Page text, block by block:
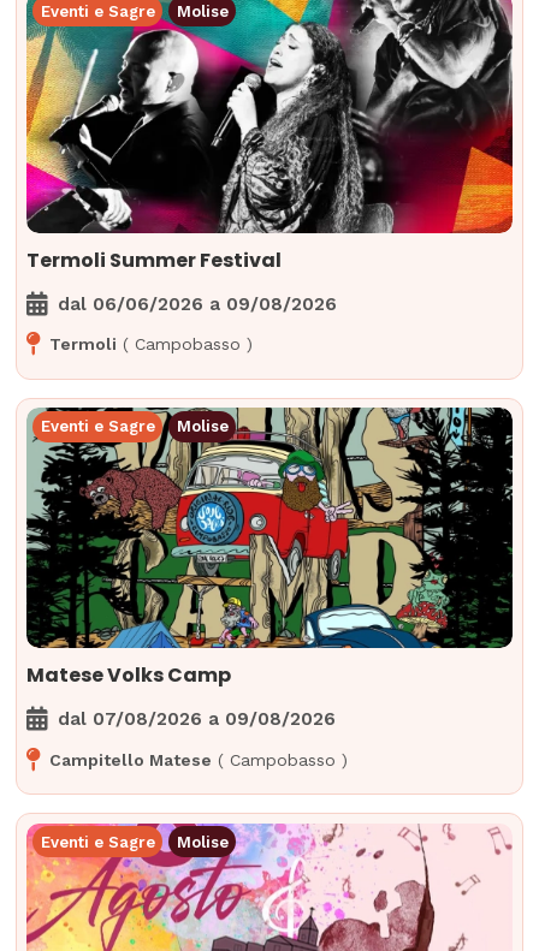
Eventi e Sagre Molise
Termoli Summer Festival
dal 06/06/2026 a 09/08/2026
Termoli ( Campobasso )
Eventi e Sagre Molise
Matese Volks Camp
dal 07/08/2026 a 09/08/2026
Campitello Matese ( Campobasso )
Eventi e Sagre Molise